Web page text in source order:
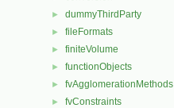
► dummyThirdParty
► fileFormats
► finiteVolume
► functionObjects
► fvAgglomerationMethods
► fvConstraints